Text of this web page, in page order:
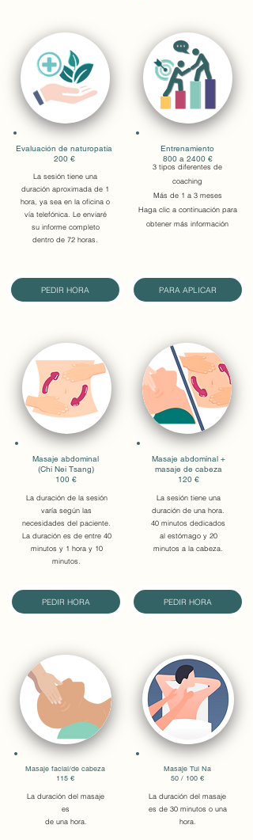
Evaluación de naturopatía
200 €
La sesión tiene una
duración aproximada de 1
hora, ya sea en la oficina o
vía telefónica. Le enviaré
su informe completo
dentro de 72 horas.
PEDIR HORA
Entrenamiento
800 a 2400 €
3 tipos diferentes de
coaching
Más de 1 a 3 meses
Haga clic a continuación para
obtener más información
PARA APLICAR
Masaje abdominal
(Chi Nei Tsang)
100 €
La duración de la sesión
varía según las
necesidades del paciente.
La duración es de entre 40
minutos y 1 hora y 10
minutos.
PEDIR HORA
Masaje abdominal +
masaje de cabeza
120 €
La sesión tiene una
duración de una hora.
40 minutos dedicados
al estómago y 20
minutos a la cabeza.
PEDIR HORA
Masaje facial/de cabeza
115 €
La duración del masaje
es
de una hora.
Masaje Tui Na
50 / 100 €
La duración del masaje
es de 30 minutos o una
hora.